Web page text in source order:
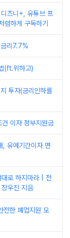
즈니+, 유튜브 프
하게 구독하기
금리7.7%
(ft.위하고)
투자(금리인하를
이자 정부지원금
, 유예기간이자 면
로 하지마라 | 전
우진 지음
전한 폐업지원 모